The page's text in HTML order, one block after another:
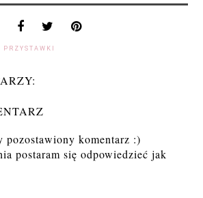
PRZYSTAWKI
pozostawiony komentarz :)
postaram się odpowiedzieć jak